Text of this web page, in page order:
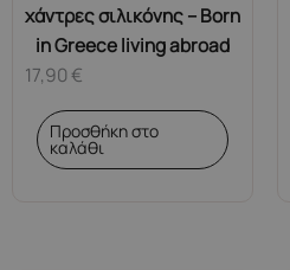
χάντρες σιλικόνης – Born
in Greece living abroad
17,90€
Προσθήκη στο
καλάθι